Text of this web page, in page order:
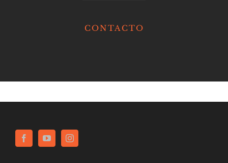
CONTACTO